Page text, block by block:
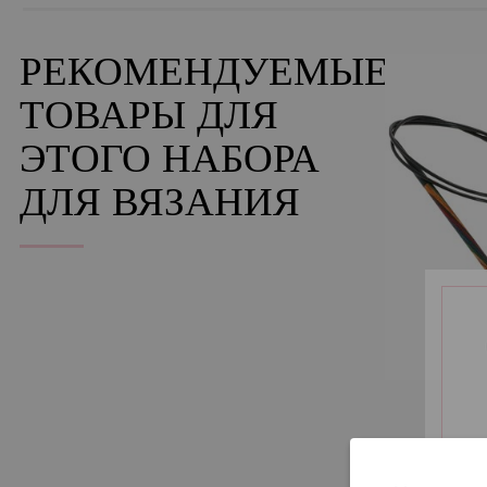
РЕКОМЕНДУЕМЫЕ
ТОВАРЫ ДЛЯ
ЭТОГО НАБОРА
ДЛЯ ВЯЗАНИЯ